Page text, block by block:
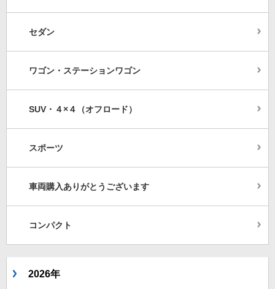
セダン
ワゴン・ステーションワゴン
SUV・４×４（オフロード）
スポーツ
車両購入ありがとうございます
コンパクト
2026年